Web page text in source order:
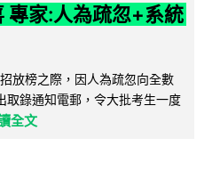
專家:人為疏忽+系統
放榜之際，因人為疏忽向全數
取錄通知電郵，令大批考生一度
全文